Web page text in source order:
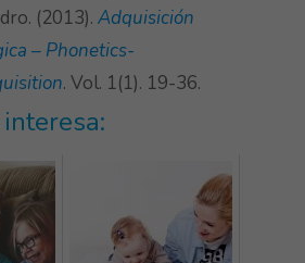
(2013). Adquisición
– Phonetics-
. Vol. 1(1). 19-36.